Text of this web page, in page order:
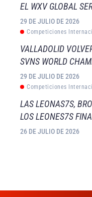
EL WXV GLOBAL
29 DE JULIO DE 2026
Competiciones
VALLADOLID
SVNS WORLD
29 DE JULIO DE 2026
Competiciones
LAS LEONAS7S,
LOS LEONES7S
26 DE JULIO DE 2026